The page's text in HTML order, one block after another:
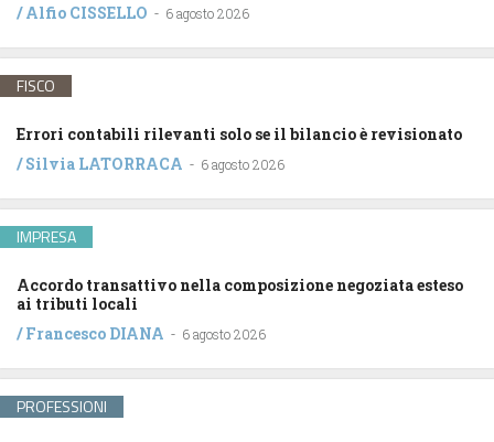
/Alfio CISSELLO - 6 agosto 2026
FISCO
Errori contabili rilevanti solo se il bilancio è revisionato
/Silvia LATORRACA - 6 agosto 2026
IMPRESA
Accordo transattivo nella composizione negoziata esteso
ai tributi locali
/Francesco DIANA - 6 agosto 2026
PROFESSIONI